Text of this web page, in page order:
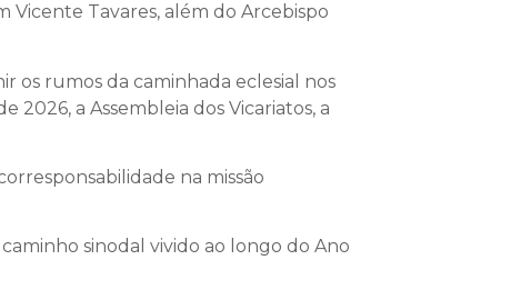
Vicente Tavares, além do Arcebispo
os rumos da caminhada eclesial nos
2026, a Assembleia dos Vicariatos, a
na missão
sinodal vivido ao longo do Ano